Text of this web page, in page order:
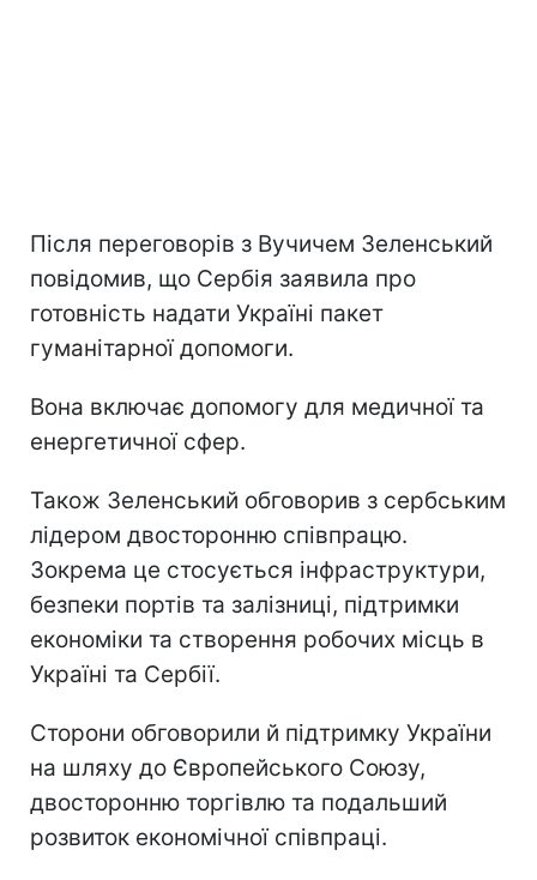
Після переговорів з Вучичем Зеленський
повідомив, що Сербія заявила про
готовність надати Україні пакет
гуманітарної допомоги.
Вона включає допомогу для медичної та
енергетичної сфер.
Також Зеленський обговорив з сербським
лідером двосторонню співпрацю.
Зокрема це стосується інфраструктури,
безпеки портів та залізниці, підтримки
економіки та створення робочих місць в
Україні та Сербії.
Сторони обговорили й підтримку України
на шляху до Європейського Союзу,
двосторонню торгівлю та подальший
розвиток економічної співпраці.